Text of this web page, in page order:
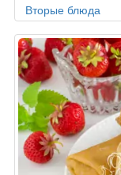
Вторые блюда